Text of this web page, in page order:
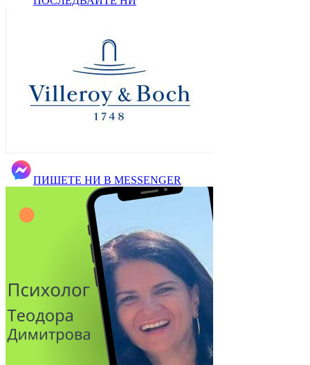
ПИШЕТЕ НИ В MESSENGER